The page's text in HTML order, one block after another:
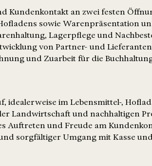
Kundenkontakt an zwei festen
sowie Warenpräsentation
Lagerpflege und
von Partner- und
und Zuarbeit für die
idealerweise im Lebensmittel-,
Landwirtschaft und nachhaltigen
Auftreten und Freude am
sorgfältiger Umgang mit Kasse